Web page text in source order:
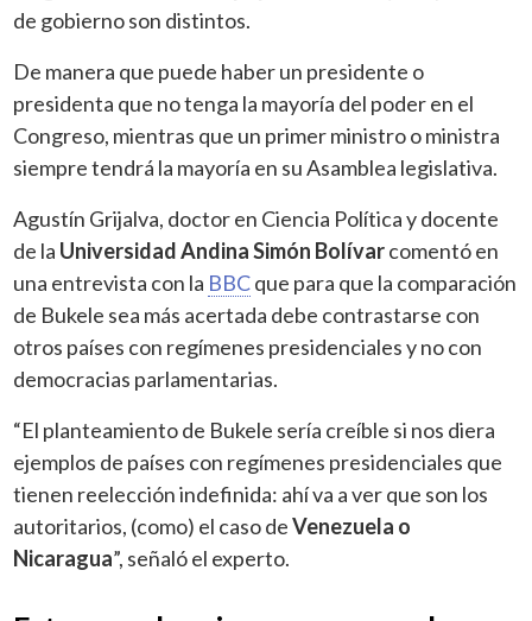
de gobierno son distintos.
De manera que puede haber un presidente o
presidenta que no tenga la mayoría del poder en el
Congreso, mientras que un primer ministro o ministra
siempre tendrá la mayoría en su Asamblea legislativa.
Agustín Grijalva, doctor en Ciencia Política y docente
de la Universidad Andina Simón Bolívarcomentó en
una entrevista con la BBCque para que la comparación
de Bukele sea más acertada debe contrastarse con
otros países con regímenes presidenciales y no con
democracias parlamentarias.
“El planteamiento de Bukele sería creíble si nos diera
ejemplos de países con regímenes presidenciales que
tienen reelección indefinida: ahí va a ver que son los
autoritarios, (como) el caso deVenezuela o
Nicaragua”, señaló el experto.